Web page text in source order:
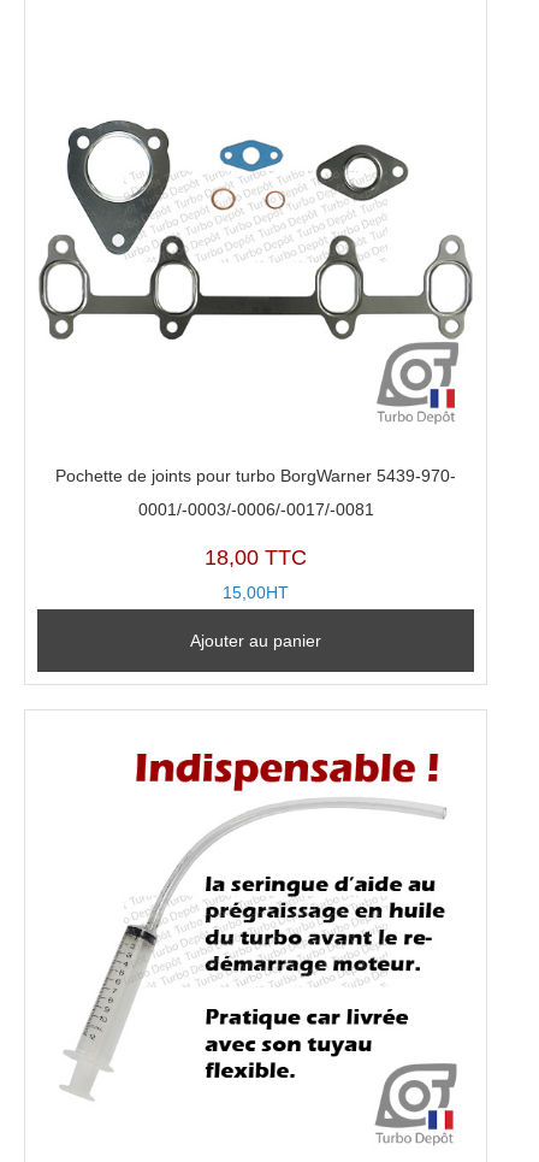
Pochette de joints pour turbo BorgWarner 5439-970-
0001/-0003/-0006/-0017/-0081
18,00 TTC
15,00HT
Ajouter au panier